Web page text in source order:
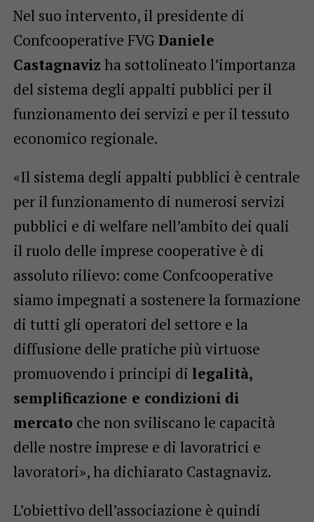
Nel suo intervento, il presidente di
Confcooperative FVG Daniele
Castagnaviz ha sottolineato l’importanza
del sistema degli appalti pubblici per il
funzionamento dei servizi e per il tessuto
economico regionale.
«Il sistema degli appalti pubblici è centrale
per il funzionamento di numerosi servizi
pubblici e di welfare nell’ambito dei quali
il ruolo delle imprese cooperative è di
assoluto rilievo: come Confcooperative
siamo impegnati a sostenere la formazione
di tutti gli operatori del settore e la
diffusione delle pratiche più virtuose
promuovendo i principi di legalità,
semplificazione e condizioni di
mercato che non sviliscano le capacità
delle nostre imprese e di lavoratrici e
lavoratori», ha dichiarato Castagnaviz.
L’obiettivo dell’associazione è quindi